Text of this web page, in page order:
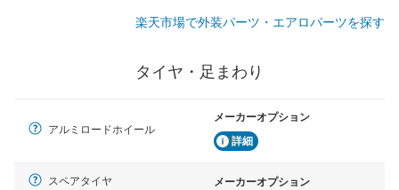
楽天市場で外装パーツ・エアロパーツを探す
タイヤ・足まわり
アルミロードホイール
メーカーオプション
詳細
スペアタイヤ メーカーオプション